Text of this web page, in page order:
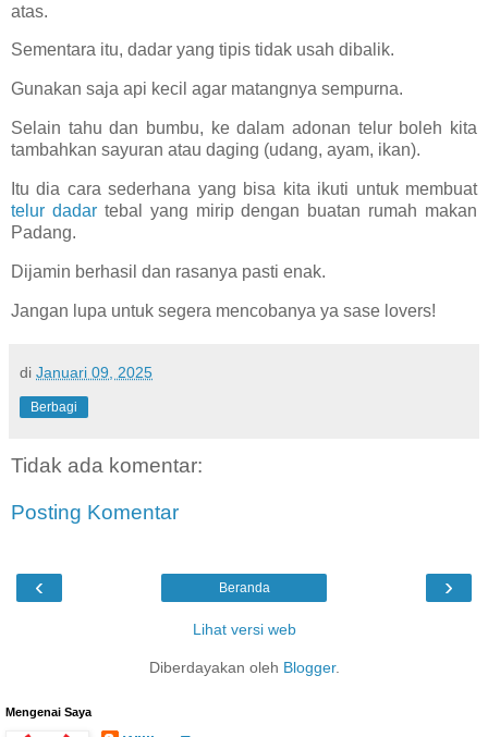
atas.
Sementara itu, dadar yang tipis tidak usah dibalik.
Gunakan saja api kecil agar matangnya sempurna.
Selain tahu dan bumbu, ke dalam adonan telur boleh kita
tambahkan sayuran atau daging (udang, ayam, ikan).
Itu dia cara sederhana yang bisa kita ikuti untuk membuat
telur dadartebal yang mirip dengan buatan rumah makan
Padang.
Dijamin berhasil dan rasanya pasti enak.
Jangan lupa untuk segera mencobanya ya sase lovers!
di Januari 09, 2025
Berbagi
Tidak ada komentar:
Posting Komentar
‹ ›
Beranda
Lihat versi web
Diberdayakan oleh Blogger.
Mengenai Saya